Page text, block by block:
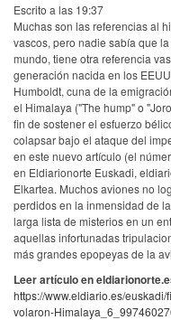
Escrito a las 19:37
Muchas son las referencias al
vascos, pero nadie sabía que
mundo, tiene otra referencia
generación nacida en los
Humboldt, cuna de la
el Himalaya ("The hump" o
fin de sostener el esfuerzo
colapsar bajo el ataque del
en este nuevo artículo (el
en Eldiarionorte Euskadi,
Elkartea. Muchos aviones no
perdidos en la inmensidad de
larga lista de misterios en un
aquellas infortunadas
más grandes epopeyas de la
Leer artículo en
https://www.eldiario.es/
volaron-